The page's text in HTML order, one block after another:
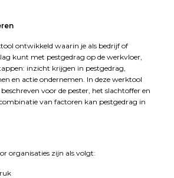
ontwikkeld waarin je als bedrijf of
kunt met pestgedrag op de werkvloer,
inzicht krijgen in pestgedrag,
en actie ondernemen. In deze werktool
voor de pester, het slachtoffer en
van factoren kan pestgedrag in
organisaties zijn als volgt: